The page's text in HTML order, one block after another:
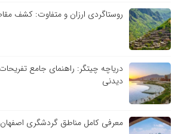
روستاگردی ارزان و متفاوت: کشف
دریاچه چیتگر: راهنمای جامع
دیدنی
معرفی کامل مناطق گردشگری اصفهان